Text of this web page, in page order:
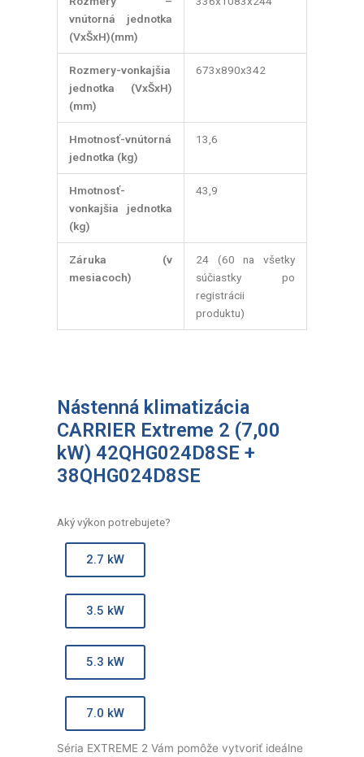
vnútorná jednotka
(VxŠxH)(mm)
Rozmery-vonkajšia
jednotka (VxŠxH)
(mm)
673x890x342
Hmotnosť-vnútorná
jednotka (kg)
13,6
Hmotnosť-
vonkajšia jednotka
(kg)
43,9
Záruka (v
mesiacoch)
24 (60 na všetky
súčiastky po
registrácii
produktu)
Nástenná klimatizácia
CARRIER Extreme 2 (7,00
kW) 42QHG024D8SE +
38QHG024D8SE
Aký výkon potrebujete?
2.7 kW
3.5 kW
5.3 kW
7.0 kW
Séria EXTREME 2 Vám pomôže vytvoriť ideálne